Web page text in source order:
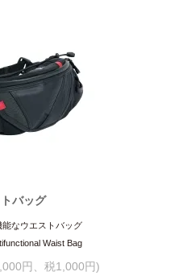
バッグ
能なウエストバッグ
Waist Bag
円、税1,000円)